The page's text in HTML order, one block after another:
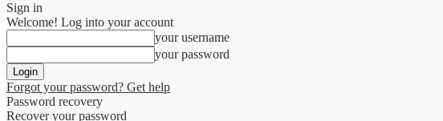
Sign in
Welcome! Log into your account
your username
your password
Forgot your password? Get help
Password recovery
Recover your password